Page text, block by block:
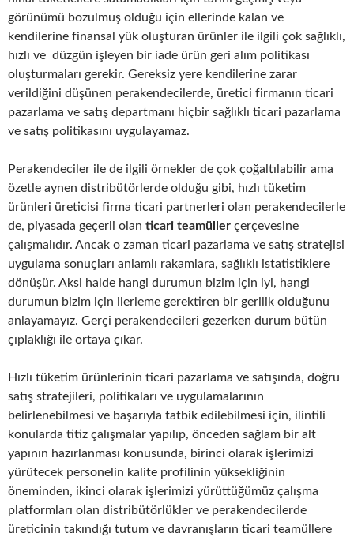
görünümü bozulmuş olduğu için ellerinde kalan ve
kendilerine finansal yük oluşturan ürünler ile ilgili çok sağlıklı,
hızlı ve düzgün işleyen bir iade ürün geri alım politikası
oluşturmaları gerekir. Gereksiz yere kendilerine zarar
verildiğini düşünen perakendecilerde, üretici firmanın ticari
pazarlama ve satış departmanı hiçbir sağlıklı ticari pazarlama
ve satış politikasını uygulayamaz.
Perakendeciler ile de ilgili örnekler de çok çoğaltılabilir ama
özetle aynen distribütörlerde olduğu gibi, hızlı tüketim
ürünleri üreticisi firma ticari partnerleri olan perakendecilerle
de, piyasada geçerli olan ticari teamüller çerçevesine
çalışmalıdır. Ancak o zaman ticari pazarlama ve satış stratejisi
uygulama sonuçları anlamlı rakamlara, sağlıklı istatistiklere
dönüşür. Aksi halde hangi durumun bizim için iyi, hangi
durumun bizim için ilerleme gerektiren bir gerilik olduğunu
anlayamayız. Gerçi perakendecileri gezerken durum bütün
çıplaklığı ile ortaya çıkar.
Hızlı tüketim ürünlerinin ticari pazarlama ve satışında, doğru
satış stratejileri, politikaları ve uygulamalarının
belirlenebilmesi ve başarıyla tatbik edilebilmesi için, ilintili
konularda titiz çalışmalar yapılıp, önceden sağlam bir alt
yapının hazırlanması konusunda, birinci olarak işlerimizi
yürütecek personelin kalite profilinin yüksekliğinin
öneminden, ikinci olarak işlerimizi yürüttüğümüz çalışma
platformları olan distribütörlükler ve perakendecilerde
üreticinin takındığı tutum ve davranışların ticari teamüllere